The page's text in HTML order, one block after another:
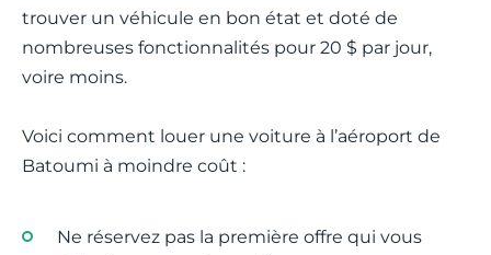
trouver un véhicule en bon état et doté de
nombreuses fonctionnalités pour 20 $ par jour,
voire moins.
Voici comment louer une voiture à l’aéroport de
Batoumi à moindre coût :
Ne réservez pas la première offre qui vous